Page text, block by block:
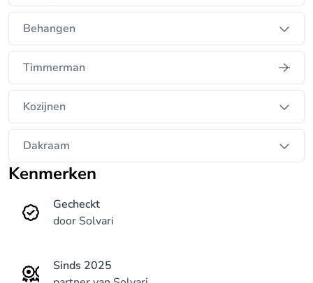
Behangen
Timmerman
Kozijnen
Dakraam
Kenmerken
Gecheckt
door Solvari
Sinds 2025